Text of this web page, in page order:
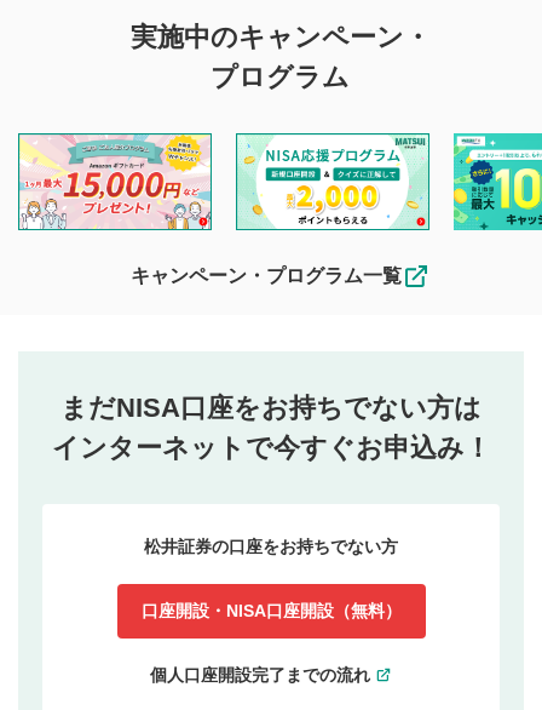
実施中のキャンペーン・
プログラム
キャンペーン・プログラム一覧
まだNISA口座をお持ちでない方は
インターネットで今すぐお申込み！
松井証券の口座をお持ちでない方
口座開設・NISA口座開設（無料）
個人口座開設完了までの流れ